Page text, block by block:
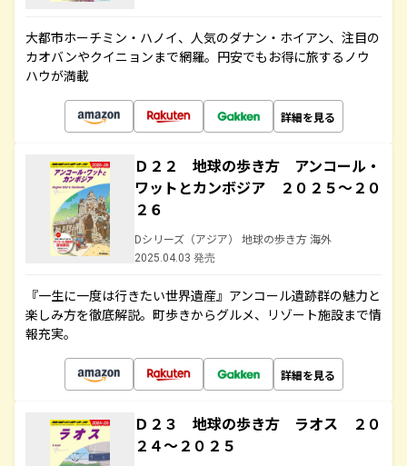
大都市ホーチミン・ハノイ、人気のダナン・ホイアン、注目の
カオバンやクイニョンまで網羅。円安でもお得に旅するノウ
ハウが満載
詳細を見る
Ｄ２２ 地球の歩き方 アンコール・
ワットとカンボジア ２０２５～２０
２６
Dシリーズ（アジア） 地球の歩き方 海外
2025.04.03 発売
『一生に一度は行きたい世界遺産』アンコール遺跡群の魅力と
楽しみ方を徹底解説。町歩きからグルメ、リゾート施設まで情
報充実。
詳細を見る
Ｄ２３ 地球の歩き方 ラオス ２０
２４～２０２５